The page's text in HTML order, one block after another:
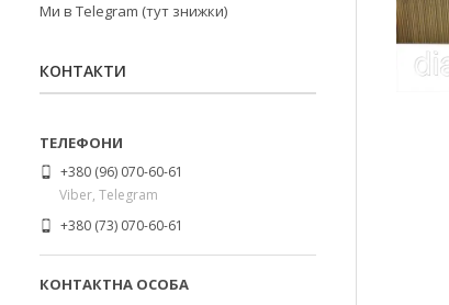
Ми в Telegram (тут знижки)
КОНТАКТИ
+380 (96) 070-60-61
Viber, Telegram
+380 (73) 070-60-61